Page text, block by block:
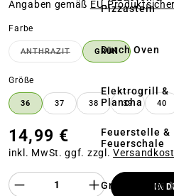
Pizzastein
Dutch Oven
Elektrogrill &
Plancha
Feuerstelle &
Feuerschale
Grillzubehör
Angaben gemäß
Farbe
ANTHRAZIT(DIESE OPTION IST ZURZEIT
GRÜN
Größe
36 37 38 39 40
14,99 €
inkl. MwSt. ggf. zzgl.
Produkt Anzahl desIN